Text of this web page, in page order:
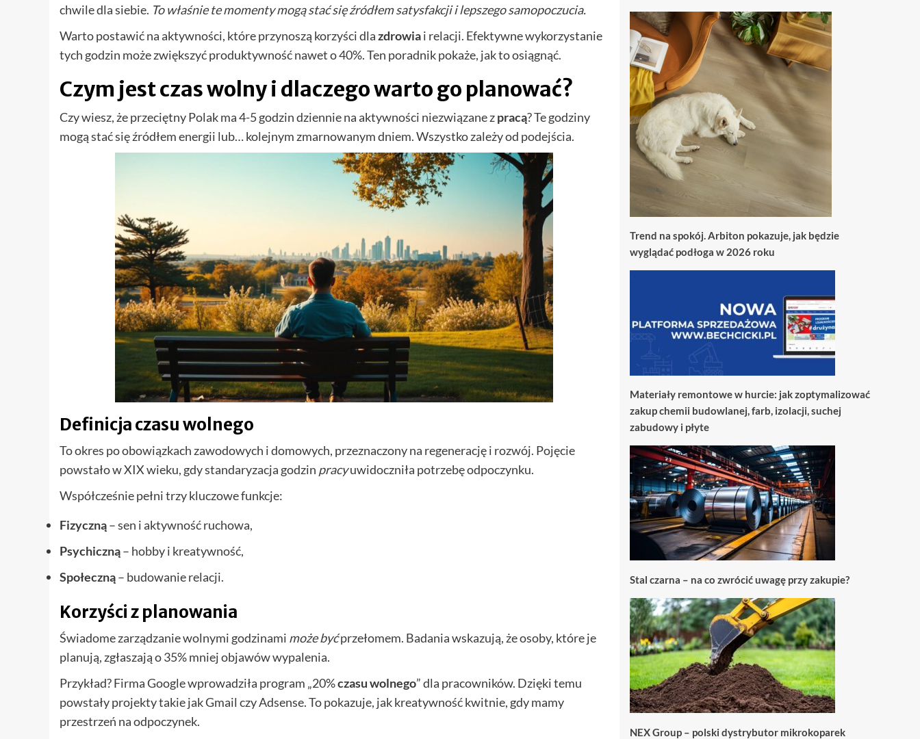
chwile dla siebie. To właśnie te momenty mogą stać się źródłem satysfakcji i lepszego samopoczucia.
Warto postawić na aktywności, które przynoszą korzyści dlazdrowiai relacji. Efektywne wykorzystanie
tych godzin może zwiększyć produktywność nawet o 40%. Ten poradnik pokaże, jak to osiągnąć.
Czym jest czas wolny i dlaczego warto go planować?
Czy wiesz, że przeciętny Polak ma 4-5 godzin dziennie na aktywności niezwiązane zpracą? Te godziny
mogą stać się źródłem energii lub… kolejnym zmarnowanym dniem. Wszystko zależy od podejścia.
Definicja czasu wolnego
To okres po obowiązkach zawodowych i domowych, przeznaczony na regenerację i rozwój. Pojęcie
powstało w XIX wieku, gdy standaryzacja godzin pracyuwidoczniła potrzebę odpoczynku.
Współcześnie pełni trzy kluczowe funkcje:
Fizyczną– sen i aktywność ruchowa,
Psychiczną– hobby i kreatywność,
Społeczną– budowanie relacji.
Korzyści z planowania
Świadome zarządzanie wolnymi godzinami może byćprzełomem. Badania wskazują, że osoby, które je
planują, zgłaszają o 35% mniej objawów wypalenia.
Przykład? Firma Google wprowadziła program „20%czasu wolnego” dla pracowników. Dzięki temu
powstały projekty takie jak Gmail czy Adsense. To pokazuje, jak kreatywność kwitnie, gdy mamy
przestrzeń na odpoczynek.
Trend na spokój. Arbiton pokazuje, jak będzie
wyglądać podłoga w 2026 roku
Materiały remontowe w hurcie: jak zoptymalizować
zakup chemii budowlanej, farb, izolacji, suchej
zabudowy i płyte
Stal czarna – na co zwrócić uwagę przy zakupie?
NEX Group – polski dystrybutor mikrokoparek